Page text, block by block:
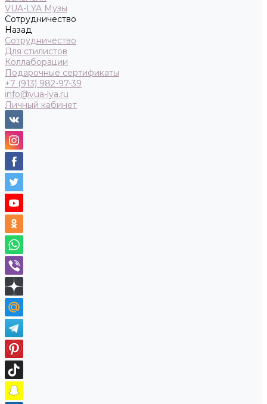
VUA-LYA Музы
Сотрудничество
Назад
Сотрудничество
Для стилистов
Коллаборации
Подарочные сертификаты
+7 (913) 982-97-39
info@vua-lya.ru
Личный кабинет